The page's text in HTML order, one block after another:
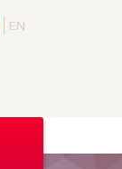
EN